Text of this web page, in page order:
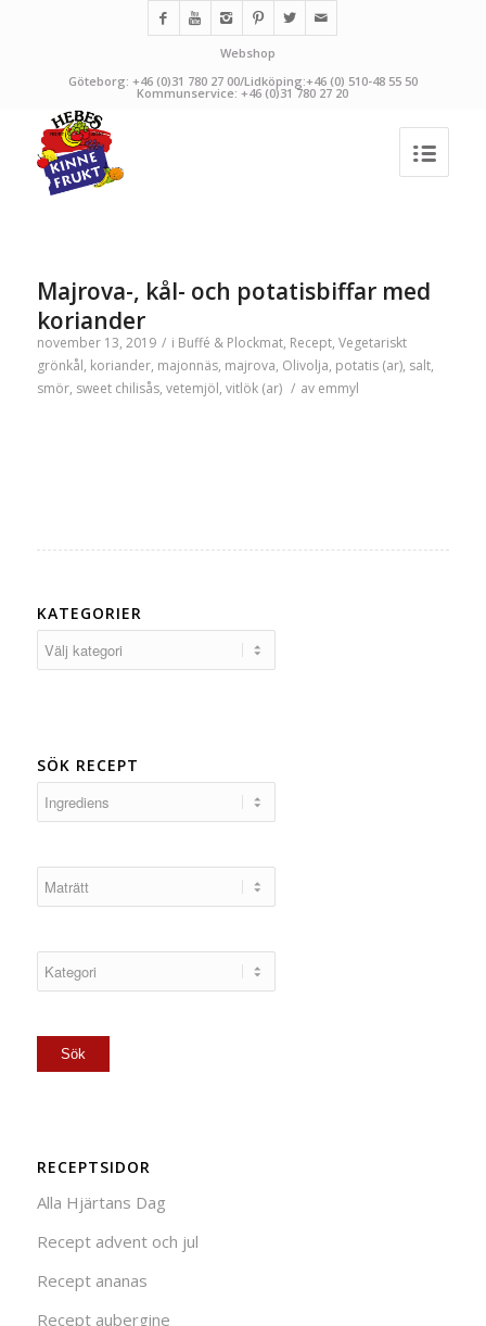
Webshop
Göteborg: +46 (0)31 780 27 00/Lidköping:+46 (0) 510-48 55 50
Kommunservice: +46 (0)31 780 27 20
Majrova-, kål- och potatisbiffar med
koriander
november 13, 2019 / i Buffé & Plockmat, Recept, Vegetariskt
grönkål, koriander, majonnäs, majrova, Olivolja, potatis (ar), salt,
smör, sweet chilisås, vetemjöl, vitlök (ar) / av emmyl
KATEGORIER
SÖK RECEPT
RECEPTSIDOR
Alla Hjärtans Dag
Recept advent och jul
Recept ananas
Recept aubergine